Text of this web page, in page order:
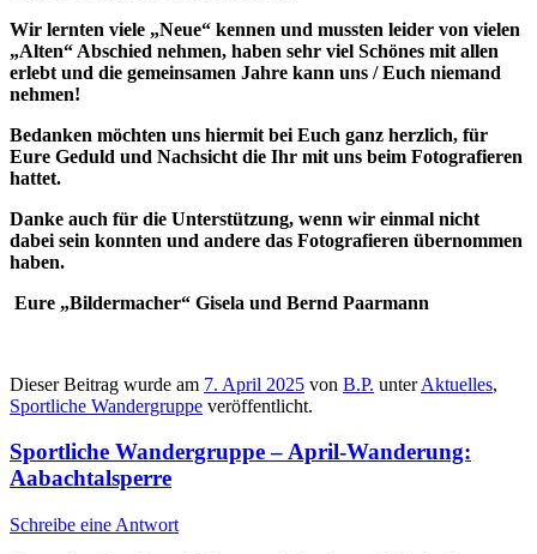
Wir lernten viele „Neue“ kennen und mussten leider von vielen
„Alten“ Abschied nehmen, haben sehr viel Schönes mit allen
erlebt und die gemeinsamen Jahre kann uns / Euch niemand
nehmen!
Bedanken möchten uns hiermit bei Euch ganz herzlich, für
Eure Geduld und Nachsicht die Ihr mit uns beim Fotografieren
hattet.
Danke auch für die Unterstützung, wenn wir einmal nicht
dabei sein konnten und andere das Fotografieren übernommen
haben.
Eure „Bildermacher“ Gisela und Bernd Paarmann
Dieser Beitrag wurde am 7. April 2025 von B.P. unterAktuelles,
Sportliche Wandergruppe veröffentlicht.
Sportliche Wandergruppe – April-Wanderung:
Aabachtalsperre
Schreibe eine Antwort